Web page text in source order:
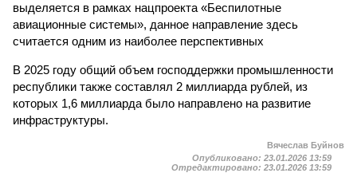
выделяется в рамках нацпроекта «Беспилотные
авиационные системы», данное направление здесь
считается одним из наиболее перспективных
В 2025 году общий объем господдержки промышленности
республики также составлял 2 миллиарда рублей, из
которых 1,6 миллиарда было направлено на развитие
инфраструктуры.
Вячеслав Буйнов
Опубликовано: 23.01.2026 13:59
Отредактировано: 23.01.2026 13:59